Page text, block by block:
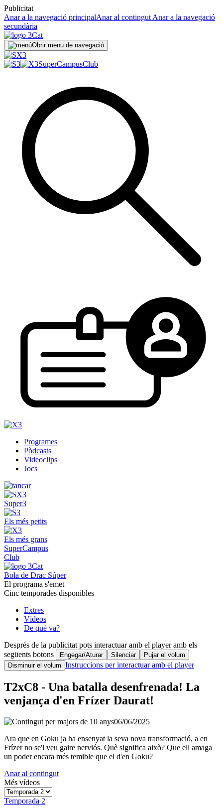
Publicitat
Anar a la navegació principalAnar al contingut Anar a la navegació
secundària
Obrir menu de navegació
SuperCampusClub
Programes
Pòdcasts
Videoclips
Jocs
Super3
Els més petits
Els més grans
SuperCampus
Club
Bola de Drac Súper
El programa s'emet
Cinc temporades disponibles
Extres
Vídeos
De què va?
Després de la publicitat pots interactuar amb el player amb els
següents botons
Engegar/Aturar Silenciar
Pujar el volum
Disminuir el volum Instruccions per interactuar amb el player
T2xC8 - Una batalla desenfrenada! La
venjança d'en Frízer Daurat!
06/06/2025
Ara que en Goku ja ha ensenyat la seva nova transformació, a en
Frízer no se'l veu gaire nerviós. Què significa això? Que ell amaga
un poder encara més temible que el d'en Goku?
Anar al contingut
Més vídeos
Temporada 2